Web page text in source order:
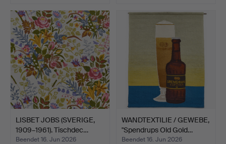
LISBET JOBS (SVERIGE,
1909–1961). Tischdec…
Beendet 16. Jun 2026
WANDTEXTILIE / GEWEBE,
"Spendrups Old Gold…
Beendet 16. Jun 2026